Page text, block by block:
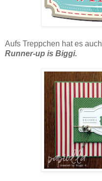
Aufs Treppchen hat es auch
Runner-up is Biggi.